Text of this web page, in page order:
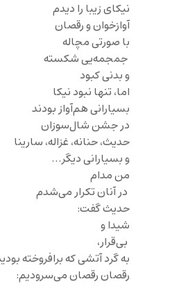
نیکای زیبا را دیدم
آوازخوان و رقصان
با صورتی مچاله
جمجمه‌یی شکسته
و بدنی کبود
اما، تنها نبود نیکا
بسیارانی هم‌آواز بودند
در جشن شال‌سوزان
حدیث، حنانه، غزاله، سارینا
و بسیارانی دیگر…
من مدام
در آنان تکرار می‌شدم
حدیث گفت:
شیدا و
بی‌قرار،
به گرد آتشی که برافروخته
رقصان رقصان می‌سرودیم: